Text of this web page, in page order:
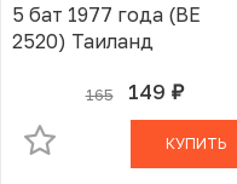
5 бат 1977 года (BE
2520) Таиланд
165 149 руб.
В КОРЗИНЕ
КУПИТЬ